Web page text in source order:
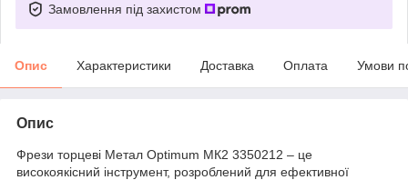
Замовлення під захистом
Опис Характеристики Доставка Оплата Умови
Опис
Фрези торцеві Метал Optimum МК2 3350212 – це
високоякісний інструмент, розроблений для ефективної